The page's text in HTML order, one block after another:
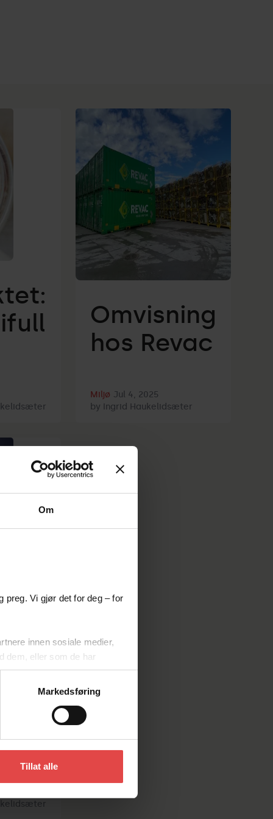
Om
preg. Vi gjør det for deg – for
innen sosiale medier,
dem, eller som de har
Markedsføring
Tillat alle
Omvisning
hos Revac
Miljø Jul 4, 2025
by Ingrid Haukelidsæter